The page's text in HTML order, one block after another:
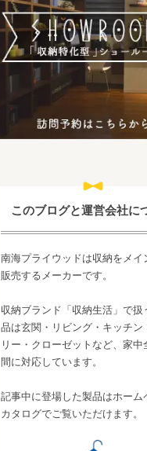
このブログと運営会社に
南海プライウッドは収納をメイ
販売するメーカーです。
収納ブランド「収納生活」で扱
品は玄関・リビング・キッチン
リー・クローゼットなど、家中
間に対応しています。
記事中に登場した製品はホーム
カタログでご覧いただけます。